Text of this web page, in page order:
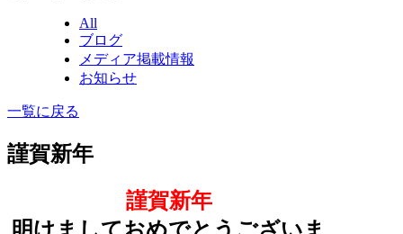
All
ブログ
メディア掲載情報
お知らせ
一覧に戻る
謹賀新年
謹賀新年